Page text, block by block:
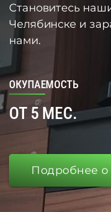
Становитесь
Челябинске и
нами.
ОКУПАЕМОСТЬ
ОТ 5 МЕС.
Подробнее